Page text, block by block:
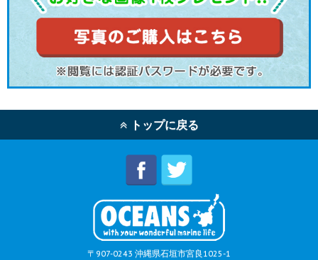
トップに戻る
〒907-0243 沖縄県石垣市宮良1025-1